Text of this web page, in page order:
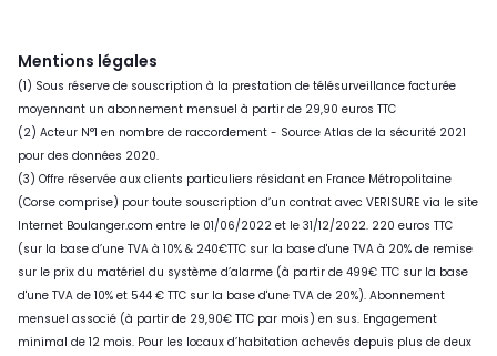
Mentions légales
(1) Sous réserve de souscription à la prestation de télésurveillance facturée
moyennant un abonnement mensuel à partir de 29,90 euros TTC
(2) Acteur N°1 en nombre de raccordement - Source Atlas de la sécurité 2021
pour des données 2020.
(3) Offre réservée aux clients particuliers résidant en France Métropolitaine
(Corse comprise) pour toute souscription d’un contrat avec VERISURE via le site
Internet Boulanger.com entre le 01/06/2022 et le 31/12/2022. 220 euros TTC
(sur la base d’une TVA à 10% & 240€TTC sur la base d'une TVA à 20% de remise
sur le prix du matériel du système d’alarme (à partir de 499€ TTC sur la base
d'une TVA de 10% et 544 € TTC sur la base d'une TVA de 20%). Abonnement
mensuel associé (à partir de 29,90€ TTC par mois) en sus. Engagement
minimal de 12 mois. Pour les locaux d’habitation achevés depuis plus de deux